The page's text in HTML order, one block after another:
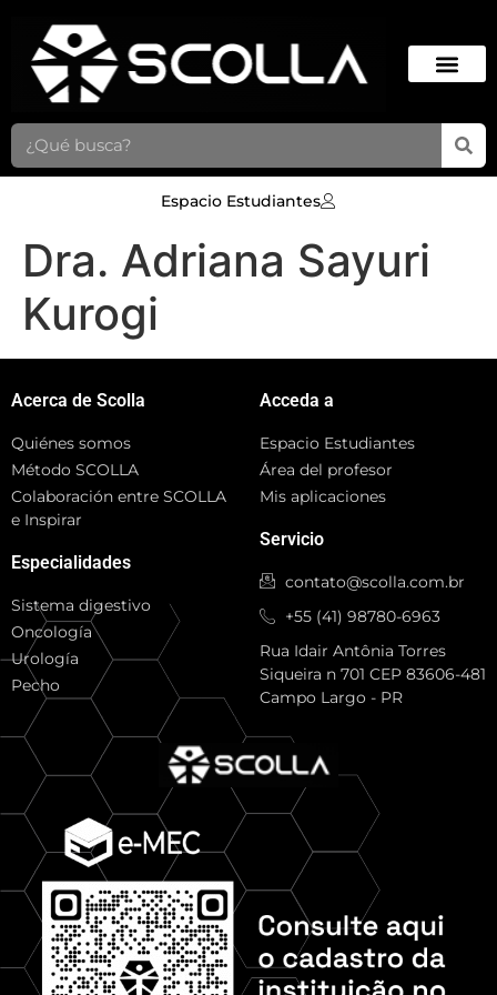
Espacio Estudiantes
Dra. Adriana Sayuri
Kurogi
Acerca de Scolla
Quiénes somos
Método SCOLLA
Colaboración entre SCOLLA
e Inspirar
Especialidades
Sistema digestivo
Oncología
Urología
Pecho
Acceda a
Espacio Estudiantes
Área del profesor
Mis aplicaciones
Servicio
contato@scolla.com.br
+55 (41) 98780-6963
Rua Idair Antônia Torres
Siqueira n 701 CEP 83606-481
Campo Largo - PR